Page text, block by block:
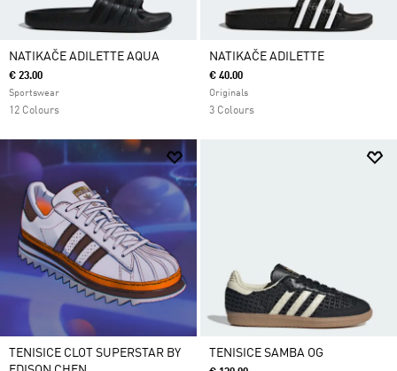
NATIKAČE ADILETTE AQUA
€ 23.00
Sportswear
12 Colours
NATIKAČE ADILETTE
€ 40.00
Originals
3 Colours
TENISICE CLOT SUPERSTAR BY
TENISICE SAMBA OG